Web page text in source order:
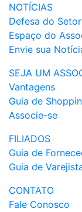
NOTÍCIAS
Defesa do Setor
Espaço do
Envie sua
SEJA UM
Vantagens
Guia de
Associe-se
FILIADOS
Guia de
Guia de
CONTATO
Fale Conosco